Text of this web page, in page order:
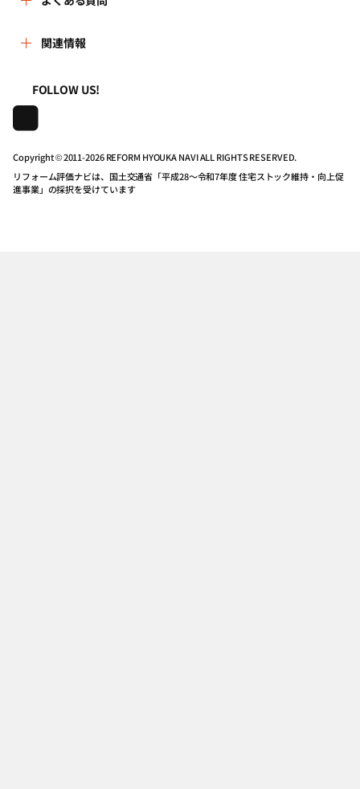
はじめての方へ
事務局へのお問い合せ
地域の相談窓口のみなさまへ
住宅関連機関リンク集
リフォームを相談する
リフォームを学ぶ
マイページの活用
講習会・セミナー
連携機関・企業・団体トピックス
よくある質問
利用規約
プライバシーポリシー
動作推奨環境について
関連情報
一般財団法人住まいづくりナビセンター
株式会社日本建築住宅センター
FOLLOW US!
Copyright © 2011-2026 REFORM HYOUKA NAVI ALL RIGHTS RESERVED.
リフォーム評価ナビは、国土交通省「平成28～令和7年度 住宅ストック維持・向上促
進事業」の採択を受けています